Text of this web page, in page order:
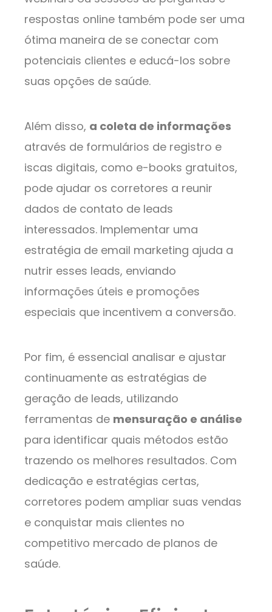
respostas online também pode ser uma
ótima maneira de se conectar com
potenciais clientes e educá-los sobre
suas opções de saúde.
Além disso, a coleta de informações
através de formulários de registro e
iscas digitais, como e-books gratuitos,
pode ajudar os corretores a reunir
dados de contato de leads
interessados. Implementar uma
estratégia de email marketing ajuda a
nutrir esses leads, enviando
informações úteis e promoções
especiais que incentivem a conversão.
Por fim, é essencial analisar e ajustar
continuamente as estratégias de
geração de leads, utilizando
ferramentas de mensuração e análise
para identificar quais métodos estão
trazendo os melhores resultados. Com
dedicação e estratégias certas,
corretores podem ampliar suas vendas
e conquistar mais clientes no
competitivo mercado de planos de
saúde.